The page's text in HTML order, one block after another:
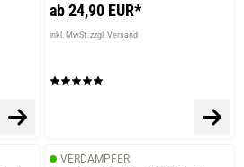
ab 24,90 EUR*
inkl. MwSt. zzgl. Versand
VERDAMPFER